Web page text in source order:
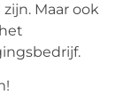
Maar ook